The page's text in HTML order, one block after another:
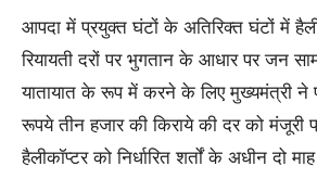
आपदा में प्रयुक्त घंटों के अतिरिक्त घंटों में
रियायती दरों पर भुगतान के आधार पर जन
यातायात के रूप में करने के लिए मुख्यमंत्री ने
रूपये तीन हजार की किराये की दर को मंजूरी
हैलीकॉप्टर को निर्धारित शर्तों के अधीन दो